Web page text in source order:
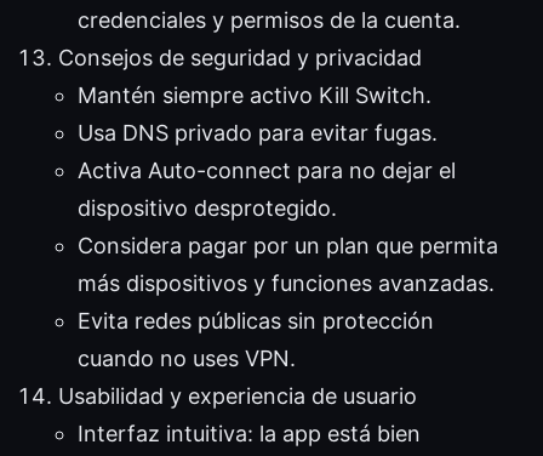
credenciales y permisos de la cuenta.
Consejos de seguridad y privacidad
Mantén siempre activo Kill Switch.
Usa DNS privado para evitar fugas.
Activa Auto-connect para no dejar el
dispositivo desprotegido.
Considera pagar por un plan que permita
más dispositivos y funciones avanzadas.
Evita redes públicas sin protección
cuando no uses VPN.
Usabilidad y experiencia de usuario
Interfaz intuitiva: la app está bien